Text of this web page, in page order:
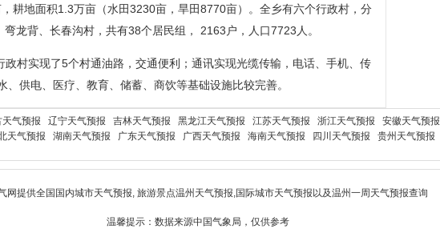
耕地面积1.3万亩（水田3230亩，旱田8770亩）。全乡有六个行政村，分
龙背、长春沟村，共有38个居民组， 2163户，人口7723人。
村实现了5个村通油路，交通便利；通讯实现光缆传输，电话、手机、传
供电、医疗、教育、储蓄、商饮等基础设施比较完善。
天气预报 辽宁天气预报 吉林天气预报 黑龙江天气预报 江苏天气预报 浙江天气预报 安徽天气预报
天气预报 湖南天气预报 广东天气预报 广西天气预报 海南天气预报 四川天气预报 贵州天气预报
网提供全国国内城市天气预报, 旅游景点温州天气预报,国际城市天气预报以及温州一周天气预报查询
温馨提示：数据来源中国气象局，仅供参考